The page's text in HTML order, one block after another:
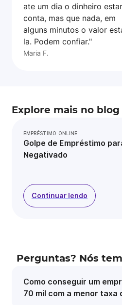
ate um dia o dinheiro
conta, mas que nada, em
alguns minutos o valor
la. Podem confiar."
Maria F.
Explore mais no blog
EMPRÉSTIMO ONLINE
Golpe de Empréstimo
Negativado
Continuar lendo
Perguntas? Nós
Como conseguir um
70 mil com a menor taxa